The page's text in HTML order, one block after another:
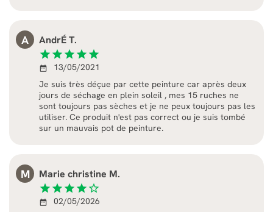
A AndrÉ T.
star star star star star
date_range
13/05/2021
Je suis très déçue par cette peinture car après deux
jours de séchage en plein soleil , mes 15 ruches ne
sont toujours pas sèches et je ne peux toujours pas les
utiliser. Ce produit n'est pas correct ou je suis tombé
sur un mauvais pot de peinture.
M Marie christine M.
star star star star star_border
date_range
02/05/2026